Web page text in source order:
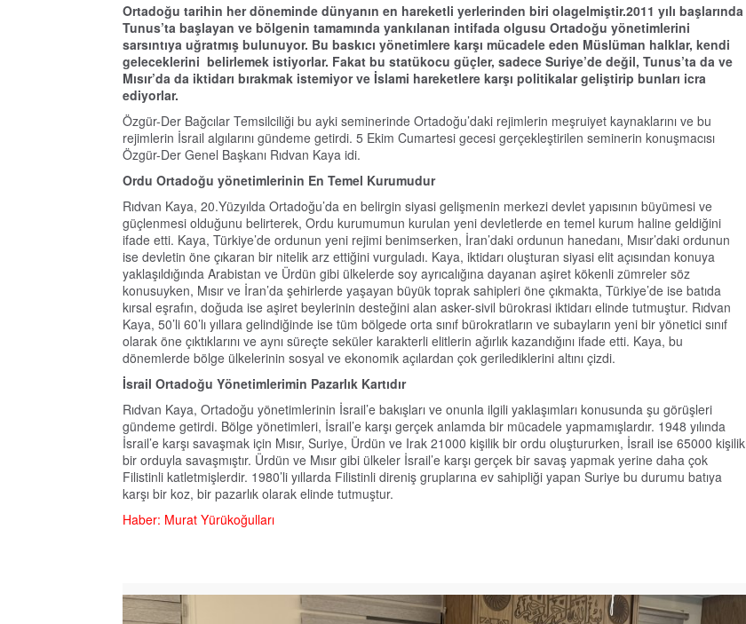
Ortadoğu tarihin her döneminde dünyanın en hareketli yerlerinden biri olagelmiştir.2011 yılı başlarında
Tunus’ta başlayan ve bölgenin tamamında yankılanan intifada olgusu Ortadoğu yönetimlerini
sarsıntıya uğratmış bulunuyor. Bu baskıcı yönetimlere karşı mücadele eden Müslüman halklar, kendi
geleceklerini belirlemek istiyorlar. Fakat bu statükocu güçler, sadece Suriye’de değil, Tunus’ta da ve
Mısır’da da iktidarı bırakmak istemiyor ve İslami hareketlere karşı politikalar geliştirip bunları icra
ediyorlar.
Özgür-Der Bağcılar Temsilciliği bu ayki seminerinde Ortadoğu’daki rejimlerin meşruiyet kaynaklarını ve bu
rejimlerin İsrail algılarını gündeme getirdi. 5 Ekim Cumartesi gecesi gerçekleştirilen seminerin konuşmacısı
Özgür-Der Genel Başkanı Rıdvan Kaya idi.
Ordu Ortadoğu yönetimlerinin En Temel Kurumudur
Rıdvan Kaya, 20.Yüzyılda Ortadoğu’da en belirgin siyasi gelişmenin merkezi devlet yapısının büyümesi ve
güçlenmesi olduğunu belirterek, Ordu kurumumun kurulan yeni devletlerde en temel kurum haline geldiğini
ifade etti. Kaya, Türkiye’de ordunun yeni rejimi benimserken, İran’daki ordunun hanedanı, Mısır’daki ordunun
ise devletin öne çıkaran bir nitelik arz ettiğini vurguladı. Kaya, iktidarı oluşturan siyasi elit açısından konuya
yaklaşıldığında Arabistan ve Ürdün gibi ülkelerde soy ayrıcalığına dayanan aşiret kökenli zümreler söz
konusuyken, Mısır ve İran’da şehirlerde yaşayan büyük toprak sahipleri öne çıkmakta, Türkiye’de ise batıda
kırsal eşrafın, doğuda ise aşiret beylerinin desteğini alan asker-sivil bürokrasi iktidarı elinde tutmuştur. Rıdvan
Kaya, 50’li 60’lı yıllara gelindiğinde ise tüm bölgede orta sınıf bürokratların ve subayların yeni bir yönetici sınıf
olarak öne çıktıklarını ve aynı süreçte seküler karakterli elitlerin ağırlık kazandığını ifade etti. Kaya, bu
dönemlerde bölge ülkelerinin sosyal ve ekonomik açılardan çok gerilediklerini altını çizdi.
İsrail Ortadoğu Yönetimlerimin Pazarlık Kartıdır
Rıdvan Kaya, Ortadoğu yönetimlerinin İsrail’e bakışları ve onunla ilgili yaklaşımları konusunda şu görüşleri
gündeme getirdi. Bölge yönetimleri, İsrail’e karşı gerçek anlamda bir mücadele yapmamışlardır. 1948 yılında
İsrail’e karşı savaşmak için Mısır, Suriye, Ürdün ve Irak 21000 kişilik bir ordu oluştururken, İsrail ise 65000 kişilik
bir orduyla savaşmıştır. Ürdün ve Mısır gibi ülkeler İsrail’e karşı gerçek bir savaş yapmak yerine daha çok
Filistinli katletmişlerdir. 1980’li yıllarda Filistinli direniş gruplarına ev sahipliği yapan Suriye bu durumu batıya
karşı bir koz, bir pazarlık olarak elinde tutmuştur.
Haber: Murat Yürükoğulları